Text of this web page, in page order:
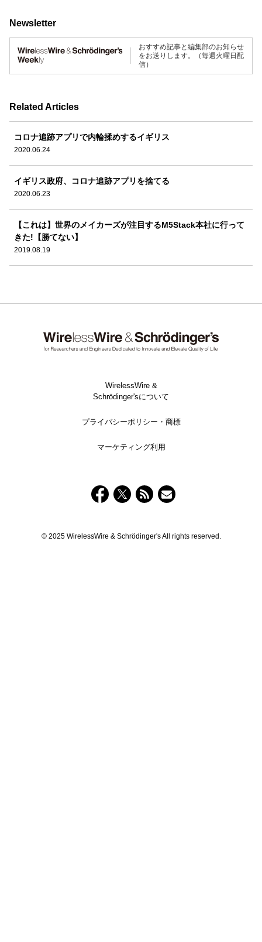
Newsletter
おすすめ記事と編集部のお知らせ
をお送りします。（毎週火曜日配
信）
Related Articles
コロナ追跡アプリで内輪揉めするイギリス
2020.06.24
イギリス政府、コロナ追跡アプリを捨てる
2020.06.23
【これは】世界のメイカーズが注目するM5Stack本社に行って
きた!【勝てない】
2019.08.19
WirelessWire &
Schrödinger'sについて
プライバシーポリシー・商標
マーケティング利用
© 2025 WirelessWire & Schrödinger's All rights reserved.